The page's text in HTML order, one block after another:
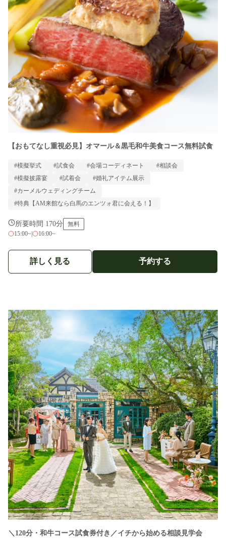
【おもてなし重視必見】オマール＆黒毛和牛美食コース無料試食
#模擬挙式 #試食会 #会場コーディネート
#相談会
#模擬披露宴
#試着会
#婚礼アイテム展示
#カーメルウェディングチーム
#特典【AM来館なら白馬のエンツォ君に会える！】
所要時間 170分
無料
15:00~| 16:00~
詳しく見る 予約する
＼120分・和牛コース試食券付き／イチから始める相談見学会